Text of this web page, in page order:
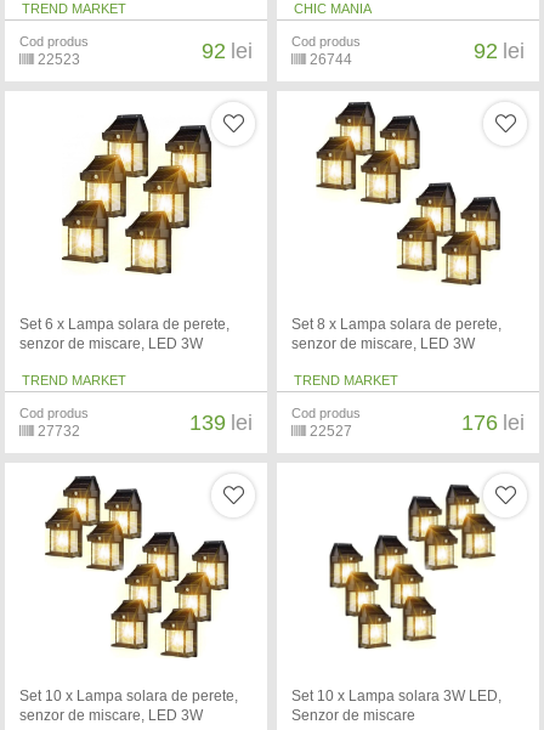
TREND MARKET
Cod produs
22523 92 lei
CHIC MANIA
Cod produs
26744 92 lei
Set 6 x Lampa solara de perete,
senzor de miscare, LED 3W
TREND MARKET
Cod produs
27732 139 lei
Set 8 x Lampa solara de perete,
senzor de miscare, LED 3W
TREND MARKET
Cod produs
22527 176 lei
Set 10 x Lampa solara de perete,
senzor de miscare, LED 3W
Set 10 x Lampa solara 3W LED,
Senzor de miscare